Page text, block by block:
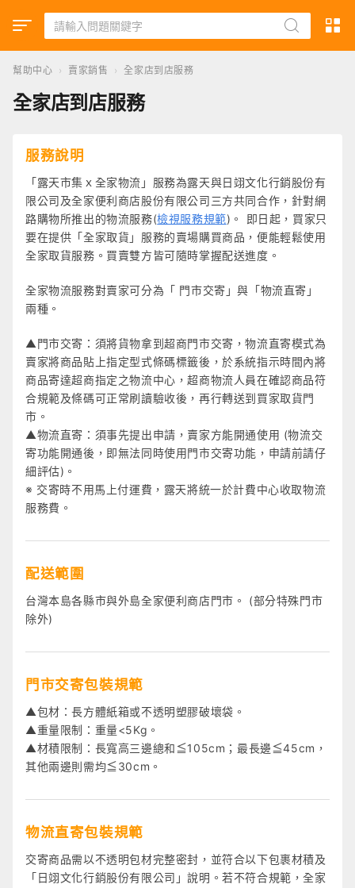
幫助中心 › 賣家銷售 › 全家店到店服務
全家店到店服務
服務說明
「露天市集ｘ全家物流」服務為露天與日翊文化行銷股份有
限公司及全家便利商店股份有限公司三方共同合作，針對網
路購物所推出的物流服務(檢視服務規範)。 即日起，買家只
要在提供「全家取貨」服務的賣場購買商品，便能輕鬆使用
全家取貨服務。買賣雙方皆可隨時掌握配送進度。
全家物流服務對賣家可分為「 門市交寄」與「物流直寄」
兩種。
▲門市交寄：須將貨物拿到超商門市交寄，物流直寄模式為
賣家將商品貼上指定型式條碼標籤後，於系統指示時間內將
商品寄達超商指定之物流中心，超商物流人員在確認商品符
合規範及條碼可正常刷讀驗收後，再行轉送到買家取貨門
市。
▲物流直寄：須事先提出申請，賣家方能開通使用 (物流交
寄功能開通後，即無法同時使用門市交寄功能，申請前請仔
細評估)。
※ 交寄時不用馬上付運費，露天將統一於計費中心收取物流
服務費。
配送範圍
台灣本島各縣市與外島全家便利商店門市。 (部分特殊門市
除外)
門市交寄包裝規範
▲包材：長方體紙箱或不透明塑膠破壞袋。
▲重量限制：重量<5Kg。
▲材積限制：長寬高三邊總和≦105cm；最長邊≦45cm，
其他兩邊則需均≦30cm。
物流直寄包裝規範
交寄商品需以不透明包材完整密封，並符合以下包裹材積及
「日翊文化行銷股份有限公司」說明。若不符合規範，全家